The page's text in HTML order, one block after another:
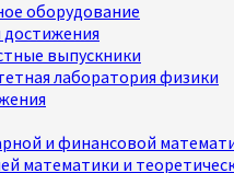
оборудование
выпускники
лаборатория физики
и финансовой
математики и